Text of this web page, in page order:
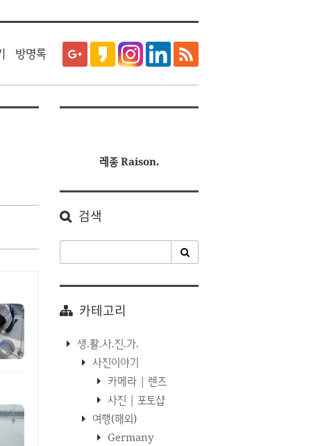
방명록
레종 Raison.
검색
카테고리
생.활.사.진.가.
사진이야기
카메라 | 렌즈
사진 | 포토샵
여행(해외)
Germany